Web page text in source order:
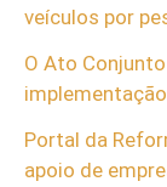
veículos por
O Ato
Portal da
apoio de